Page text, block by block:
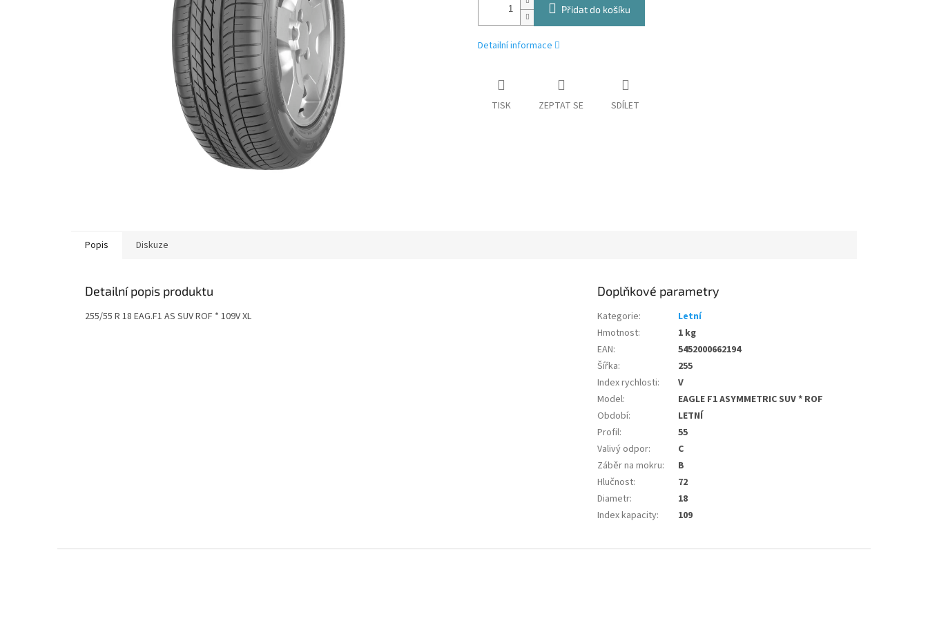
Přidat do košíku
Detailní informace
TISK ZEPTAT SE SDÍLET
Popis Diskuze
Detailní popis produktu
255/55 R 18 EAG.F1 AS SUV ROF * 109V XL
Doplňkové parametry
Kategorie:
Letní
Hmotnost:
1 kg
EAN:
5452000662194
Šířka:
255
Index rychlosti:
V
Model:
EAGLE F1 ASYMMETRIC SUV * ROF
Období:
LETNÍ
Profil:
55
Valivý odpor:
C
Záběr na mokru:
B
Hlučnost:
72
Diametr:
18
Index kapacity: 109